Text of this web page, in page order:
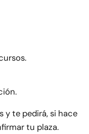
y te pedirá, si hace
tu plaza.